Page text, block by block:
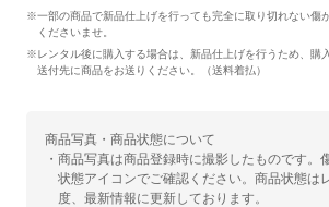
※一部の商品で新品仕上げを行っても完全に取り切れない傷
くださいませ。
※レンタル後に購入する場合は、新品仕上げを行うため、購
送付先に商品をお送りください。（送料着払）
商品写真・商品状態について
・商品写真は商品登録時に撮影したものです。
状態アイコンでご確認ください。商品状態は
度、最新情報に更新しております。